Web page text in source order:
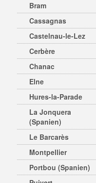
Bram
Cassagnas
Castelnau-le-Lez
Cerbère
Chanac
Elne
Hures-la-Parade
La Jonquera
(Spanien)
Le Barcarès
Montpellier
Portbou (Spanien)